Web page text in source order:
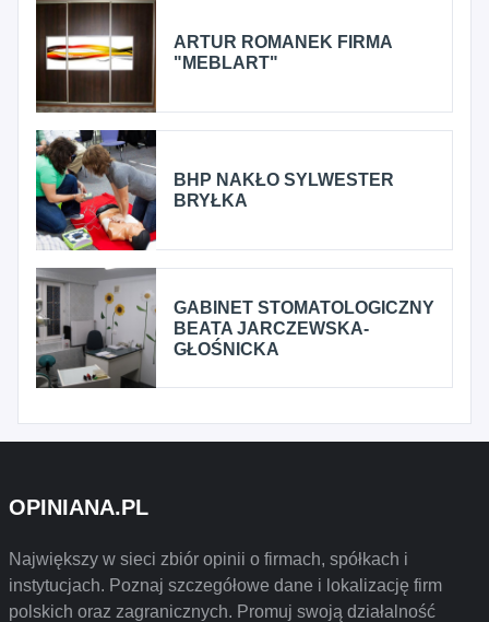
ARTUR ROMANEK FIRMA
"MEBLART"
BHP NAKŁO SYLWESTER
BRYŁKA
GABINET STOMATOLOGICZNY
BEATA JARCZEWSKA-
GŁOŚNICKA
OPINIANA.PL
Największy w sieci zbiór opinii o firmach, spółkach i
instytucjach. Poznaj szczegółowe dane i lokalizację firm
polskich oraz zagranicznych. Promuj swoją działalność